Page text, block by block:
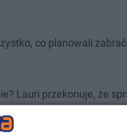
co planowali
Lauri przekonuje, że
zajęło Finom ok.
przez